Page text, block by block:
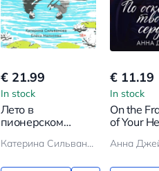
€ 21.99
In stock
Лето в
пионерском
Катерина Сильванова, Елена Малисова
€ 11.19
In stock
On the
of Your
Анна